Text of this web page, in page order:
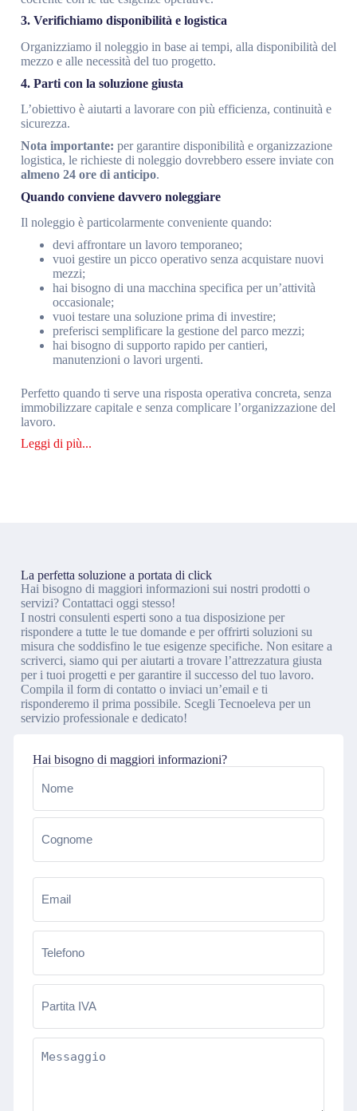
3. Verifichiamo disponibilità e logistica
Organizziamo il noleggio in base ai tempi, alla disponibilità del
mezzo e alle necessità del tuo progetto.
4. Parti con la soluzione giusta
L’obiettivo è aiutarti a lavorare con più efficienza, continuità e
sicurezza.
Nota importante: per garantire disponibilità e organizzazione
logistica, le richieste di noleggio dovrebbero essere inviate con
almeno 24 ore di anticipo.
Quando conviene davvero noleggiare
Il noleggio è particolarmente conveniente quando:
devi affrontare un lavoro temporaneo;
vuoi gestire un picco operativo senza acquistare nuovi
mezzi;
hai bisogno di una macchina specifica per un’attività
occasionale;
vuoi testare una soluzione prima di investire;
preferisci semplificare la gestione del parco mezzi;
hai bisogno di supporto rapido per cantieri,
manutenzioni o lavori urgenti.
Perfetto quando ti serve una risposta operativa concreta, senza
immobilizzare capitale e senza complicare l’organizzazione del
lavoro.
La perfetta soluzione a portata di click
Hai bisogno di maggiori informazioni sui nostri prodotti o
servizi? Contattaci oggi stesso!
I nostri consulenti esperti sono a tua disposizione per
rispondere a tutte le tue domande e per offrirti soluzioni su
misura che soddisfino le tue esigenze specifiche. Non esitare a
scriverci, siamo qui per aiutarti a trovare l’attrezzatura giusta
per i tuoi progetti e per garantire il successo del tuo lavoro.
Compila il form di contatto o inviaci un’email e ti
risponderemo il prima possibile. Scegli Tecnoeleva per un
servizio professionale e dedicato!
Hai bisogno di maggiori informazioni?
IVA